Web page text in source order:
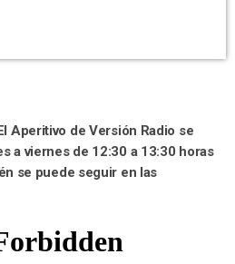
Aperitivo de Versión Radio se
a viernes de 12:30 a 13:30 horas
se puede seguir en las